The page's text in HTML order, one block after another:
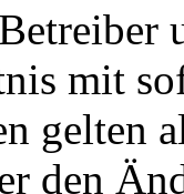
mit
gelten
den